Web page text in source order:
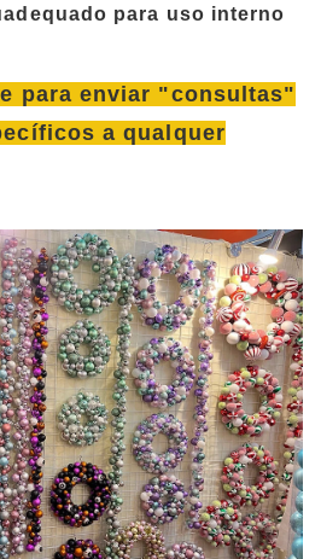
adequado para uso interno
para enviar "consultas"
a qualquer